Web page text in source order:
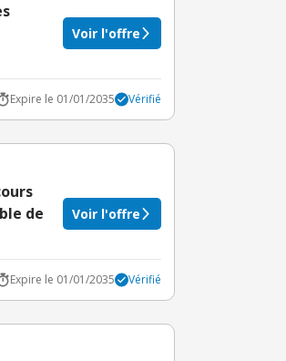
Voir l'offre
Expire le 01/01/2035 Vérifié
de
Voir l'offre
Expire le 01/01/2035 Vérifié